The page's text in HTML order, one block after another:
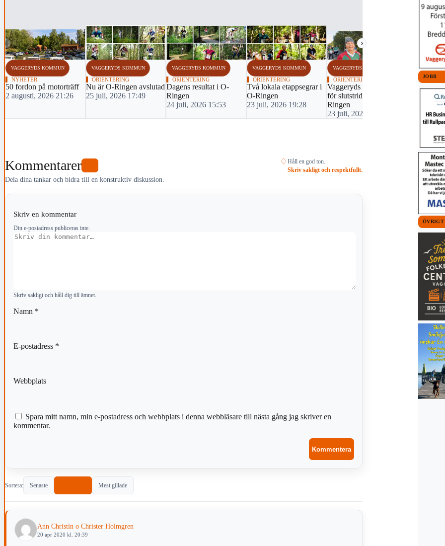
‹ ›
VAGGERYDS KOMMUN
NYHETER
50 fordon på motorträff
2 augusti, 2026 21:26
VAGGERYDS KOMMUN
ORIENTERING
Nu är O-Ringen avslutad
25 juli, 2026 17:49
VAGGERYDS KOMMUN
ORIENTERING
Dagens resultat i O-
Ringen
24 juli, 2026 15:53
VAGGERYDS KOMMUN
ORIENTERING
Två lokala etappsegrar i
O-Ringen
23 juli, 2026 19:28
VAGGERYDS KOMMUN
ORIENTERING
Vaggeryds SOK laddar
för slutstriden på O-
Ringen
23 juli, 2026 08:01
21 juli,
Kommentarer
Dela dina tankar och bidra till en konstruktiv diskussion.
♢ Håll en god ton.
Skriv sakligt och respektfullt.
Skriv en kommentar
Din e-postadress publiceras inte.
Kommentar
Skriv sakligt och håll dig till ämnet.
Namn *
E-postadress *
Webbplats
Spara mitt namn, min e-postadress och webbplats i denna webbläsare till nästa gång jag skriver en
kommentar.
Sortera: Senaste Mest gillade
Ann Christin o Christer Holmgren
20 apr 2020 kl. 20:39
JOBB
ÖVRIGT